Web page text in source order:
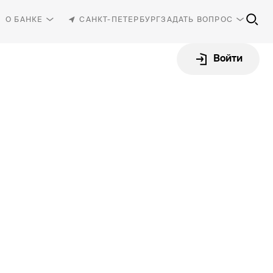
О БАНКЕ САНКТ-ПЕТЕРБУРГЗАДАТЬ ВОПРОС
Войти